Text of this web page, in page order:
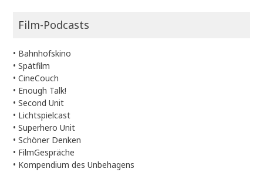
Film-Podcasts
• Bahnhofskino
•Spätfilm
•CineCouch
• Enough Talk!
•Second Unit
• Lichtspielcast
•Superhero Unit
•Schöner Denken
• FilmGespräche
• Kompendium des Unbehagens